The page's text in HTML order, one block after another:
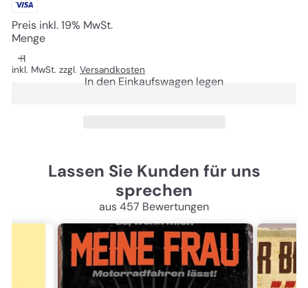
Preis inkl. 19% MwSt.
Menge
inkl. MwSt. zzgl. Versandkosten
In den Einkaufswagen legen
Lassen Sie Kunden für uns
sprechen
aus 457 Bewertungen